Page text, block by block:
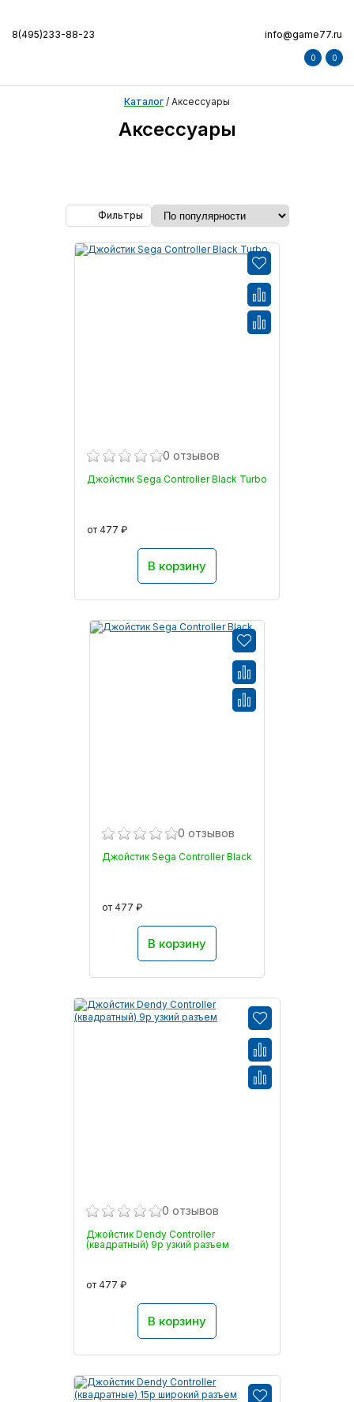
8(495)233-88-23 info@game77.ru
0 0
Каталог / Аксессуары
Аксессуары
Фильтры
0 отзывов
Джойстик Sega Controller Black Turbo
от 477 ₽
В корзину
0 отзывов
Джойстик Sega Controller Black
от 477 ₽
В корзину
0 отзывов
Джойстик Dendy Controller
(квадратный) 9р узкий разъем
от 477 ₽
В корзину